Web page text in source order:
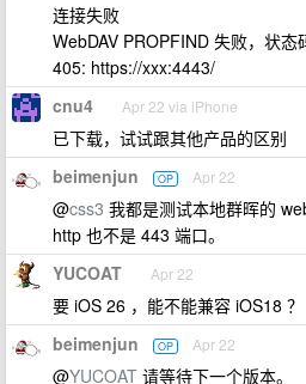
连接失败
WebDAV PROPFIND 失败，状态
405: https://xxx:4443/
cnu4 Apr 22 via iPhone
已下载，试试跟其他产品的区别
beimenjun OP Apr 22
@css3 我都是测试本地群晖的
http 也不是 443 端口。
YUCOAT Apr 22
要 iOS 26 ，能不能兼容 iOS18 ？
beimenjun OP Apr 22
@YUCOAT 请等待下一个版本。